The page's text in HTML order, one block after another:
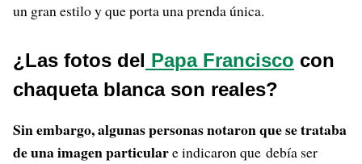
un gran estilo y que porta una prenda única.
¿Las fotos del Papa Francisco con
chaqueta blanca son reales?
Sin embargo, algunas personas notaron que se trataba
de una imagen particulare indicaron que debía ser